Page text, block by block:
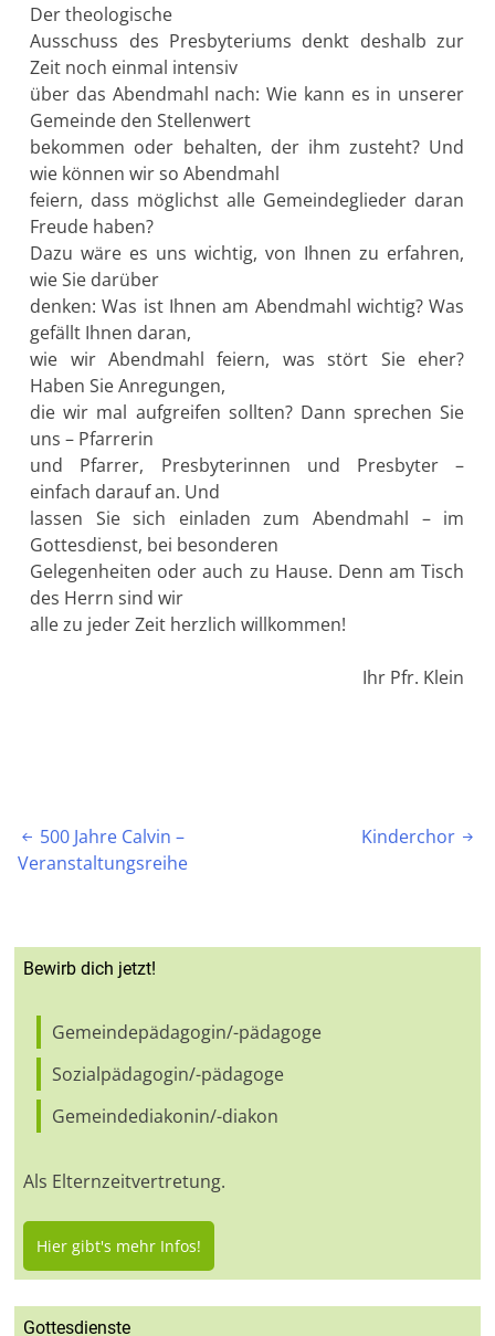
Der theologische
Ausschuss des Presbyteriums denkt deshalb zur
Zeit noch einmal intensiv
über das Abendmahl nach: Wie kann es in unserer
Gemeinde den Stellenwert
bekommen oder behalten, der ihm zusteht? Und
wie können wir so Abendmahl
feiern, dass möglichst alle Gemeindeglieder daran
Freude haben?
Dazu wäre es uns wichtig, von Ihnen zu erfahren,
wie Sie darüber
denken: Was ist Ihnen am Abendmahl wichtig? Was
gefällt Ihnen daran,
wie wir Abendmahl feiern, was stört Sie eher?
Haben Sie Anregungen,
die wir mal aufgreifen sollten? Dann sprechen Sie
uns – Pfarrerin
und Pfarrer, Presbyterinnen und Presbyter –
einfach darauf an. Und
lassen Sie sich einladen zum Abendmahl – im
Gottesdienst, bei besonderen
Gelegenheiten oder auch zu Hause. Denn am Tisch
des Herrn sind wir
alle zu jeder Zeit herzlich willkommen!
Ihr Pfr. Klein
Beitragsnavigation
 500 Jahre Calvin –
Veranstaltungsreihe
Kinderchor 
Bewirb dich jetzt!
Gemeindepädagogin/-pädagoge
Sozialpädagogin/-pädagoge
Gemeindediakonin/-diakon
Als Elternzeitvertretung.
Hier gibt's mehr Infos!
Gottesdienste